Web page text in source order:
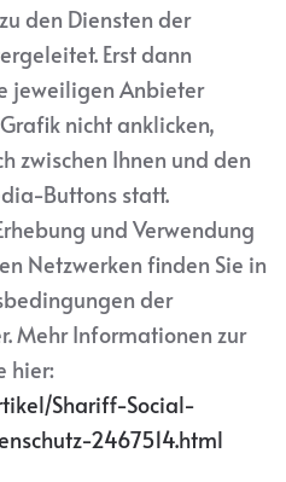
den Diensten der
Erst dann
jeweiligen Anbieter
nicht anklicken,
zwischen Ihnen und den
Buttons statt.
und Verwendung
Netzwerken finden Sie in
der
Mehr Informationen zur
hier:
Shariff-Social-
2467514.html